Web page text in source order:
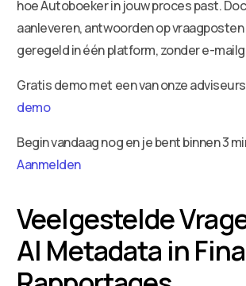
hoe Autoboeker in jouw proces past.
aanleveren, antwoorden op
geregeld in één platform, zonder e-
Gratis demo met een van onze adviseurs
demo
Begin vandaag nog en je bent binnen 3
Aanmelden
Veelgestelde
AI Metadata in